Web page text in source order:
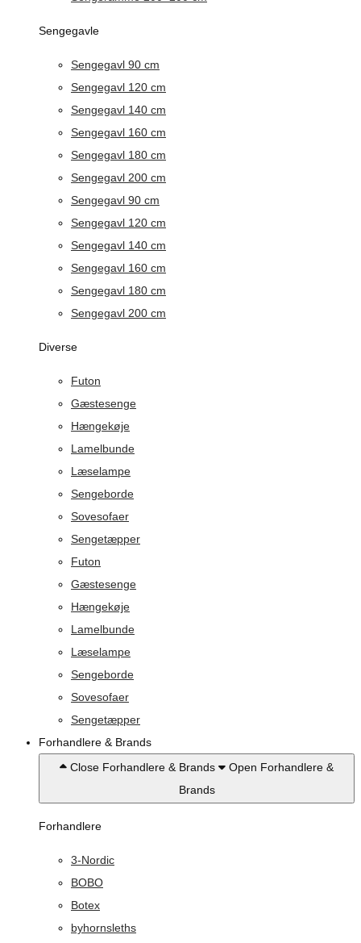
Sengegavle
Sengegavl 90 cm
Sengegavl 120 cm
Sengegavl 140 cm
Sengegavl 160 cm
Sengegavl 180 cm
Sengegavl 200 cm
Sengegavl 90 cm
Sengegavl 120 cm
Sengegavl 140 cm
Sengegavl 160 cm
Sengegavl 180 cm
Sengegavl 200 cm
Diverse
Futon
Gæstesenge
Hængekøje
Lamelbunde
Læselampe
Sengeborde
Sovesofaer
Sengetæpper
Futon
Gæstesenge
Hængekøje
Lamelbunde
Læselampe
Sengeborde
Sovesofaer
Sengetæpper
Forhandlere & Brands
Close Forhandlere & Brands
Open Forhandlere &
Brands
Forhandlere
3-Nordic
BOBO
Botex
byhornsleths